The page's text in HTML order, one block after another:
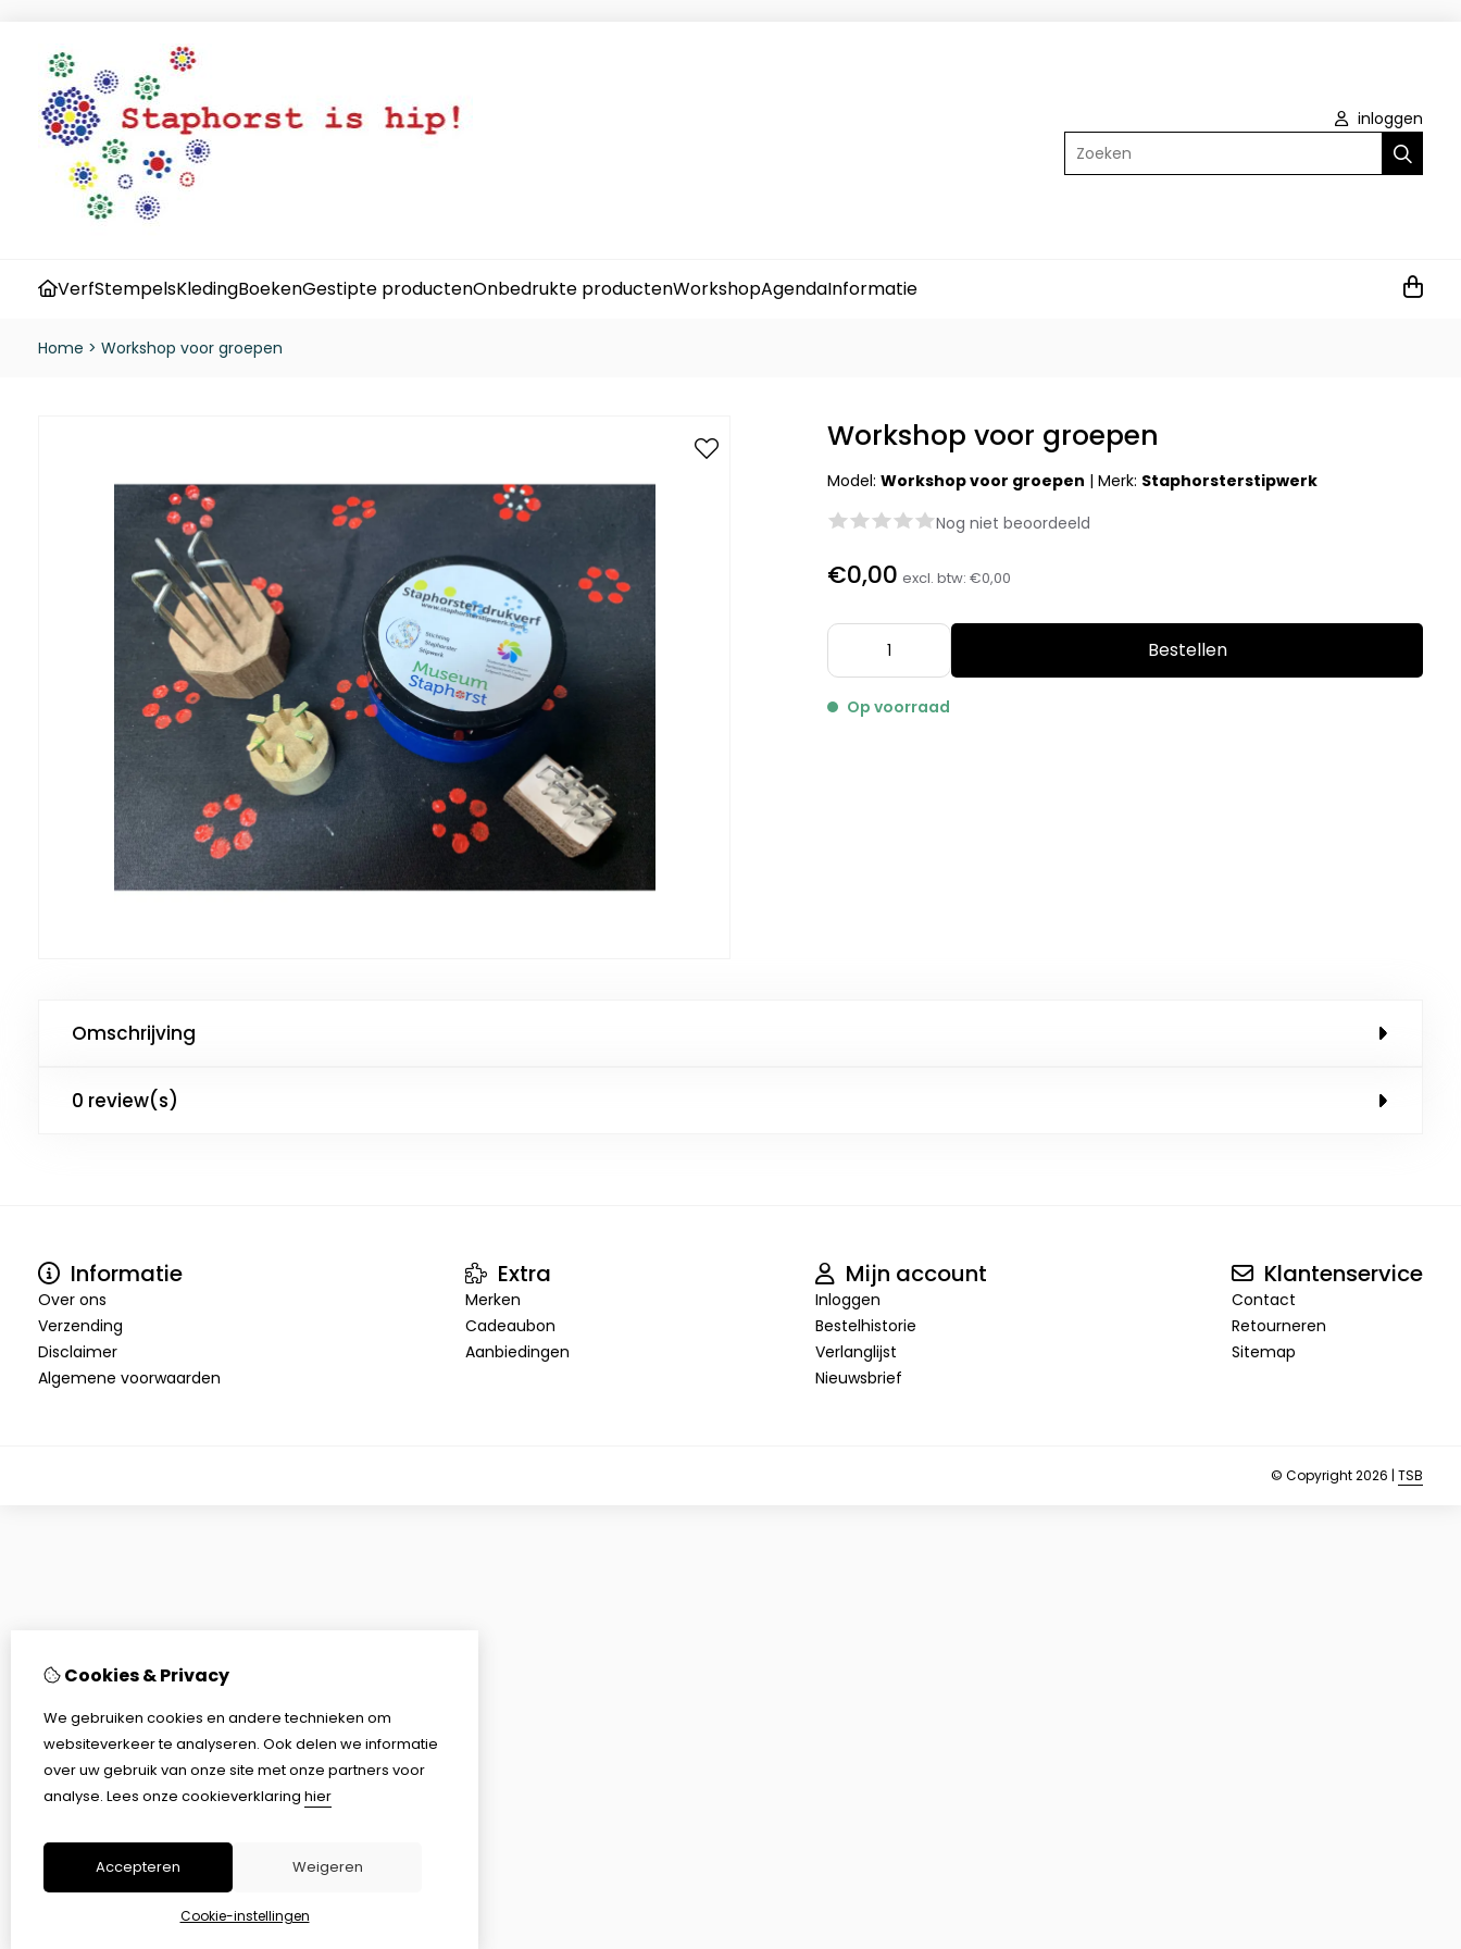
inloggen
Zoeken
VerfStempelsKledingBoekenGestipte productenOnbedrukte productenWorkshopAgendaInformatie
Home > Workshop voor groepen
Workshop voor groepen
Model:Workshop voor groepen |Merk: Staphorsterstipwerk
Nog niet beoordeeld
€0,00 excl. btw:€0,00
Bestellen
Op voorraad
Omschrijving
0 review(s)
Informatie
Over ons
Verzending
Disclaimer
Algemene voorwaarden
Extra
Merken
Cadeaubon
Aanbiedingen
Mijn account
Inloggen
Bestelhistorie
Verlanglijst
Nieuwsbrief
Klantenservice
Contact
Retourneren
Sitemap
© Copyright 2026 | TSB
Cookies & Privacy
We gebruiken cookies en andere technieken om
websiteverkeer te analyseren. Ook delen we informatie
over uw gebruik van onze site met onze partners voor
analyse. Lees onze cookieverklaring hier
Accepteren Weigeren
Cookie-instellingen